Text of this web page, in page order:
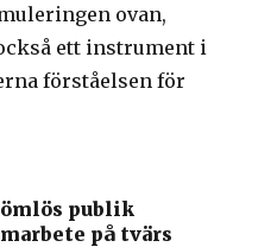
ovan,
ett instrument i
förståelsen för
publik
på tvärs